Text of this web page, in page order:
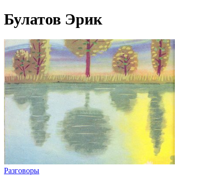
Булатов Эрик
Разговоры